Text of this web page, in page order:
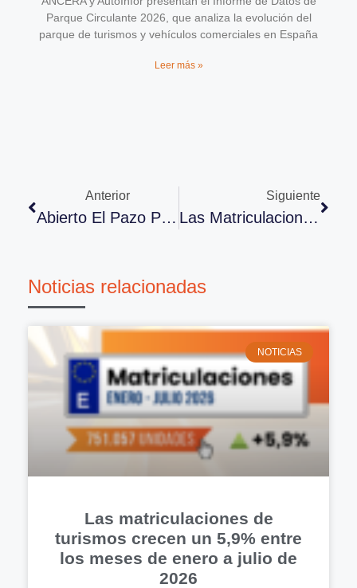
Parque Circulante 2026, que analiza la evolución del
parque de turismos y vehículos comerciales en España
Leer más »
Anterior
Abierto El Pazo Para Solicitar Las Ayudas A La Digitalización (Segmento III)
Siguiente
Las Matriculaciones Crecen Un 11,7% En Octubre
Noticias relacionadas
NOTICIAS
Las matriculaciones de
turismos crecen un 5,9% entre
los meses de enero a julio de
2026